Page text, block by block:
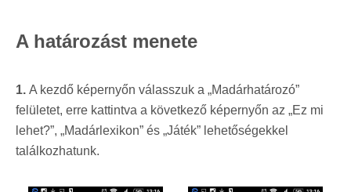
A határozást menete
1. A kezdő képernyőn válasszuk a „Madárhatározó”
felületet, erre kattintva a következő képernyőn az „Ez mi
lehet?”, „Madárlexikon” és „Játék” lehetőségekkel
találkozhatunk.